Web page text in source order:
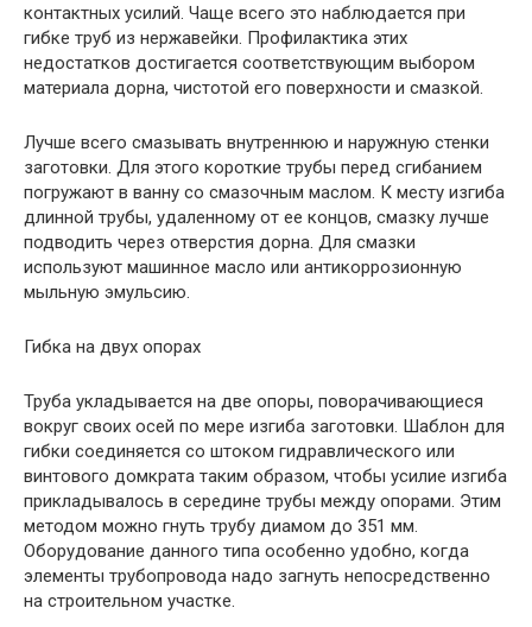
контактных усилий. Чаще всего это наблюдается при
гибке труб из нержавейки. Профилактика этих
недостатков достигается соответствующим выбором
материала дорна, чистотой его поверхности и смазкой.
Лучше всего смазывать внутреннюю и наружную стенки
заготовки. Для этого короткие трубы перед сгибанием
погружают в ванну со смазочным маслом. К месту изгиба
длинной трубы, удаленному от ее концов, смазку лучше
подводить через отверстия дорна. Для смазки
используют машинное масло или антикоррозионную
мыльную эмульсию.
Гибка на двух опорах
Труба укладывается на две опоры, поворачивающиеся
вокруг своих осей по мере изгиба заготовки. Шаблон для
гибки соединяется со штоком гидравлического или
винтового домкрата таким образом, чтобы усилие изгиба
прикладывалось в середине трубы между опорами. Этим
методом можно гнуть трубу диамом до 351 мм.
Оборудование данного типа особенно удобно, когда
элементы трубопровода надо загнуть непосредственно
на строительном участке.